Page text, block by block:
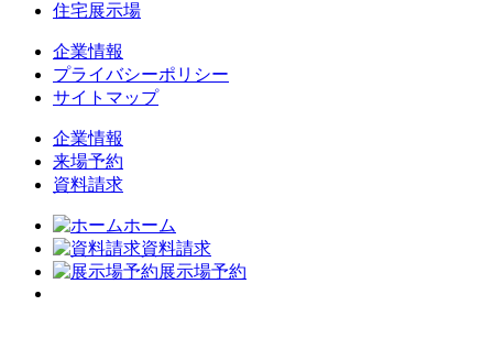
住宅展示場
企業情報
プライバシーポリシー
サイトマップ
企業情報
来場予約
資料請求
ホーム
資料請求
展示場予約